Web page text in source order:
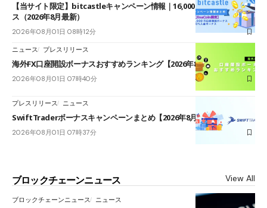
【当サイト限定】bitcastleキャンペーン情報｜16,000円口座開設ボーナ
ス（2026年8月最新）
2026年08月01日 08時12分
ニュース プレスリリース
海外FX口座開設ボーナスおすすめランキング【2026年8月最新】
2026年08月01日 07時40分
プレスリリース ニュース
SwiftTraderボーナスキャンペーンまとめ【2026年8月最新】
2026年08月01日 07時37分
ブロックチェーンニュース View All
ブロックチェーンニュース ニュース